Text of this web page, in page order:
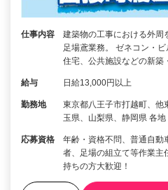
仕事内容
建築物の工事における外周
足場鳶業務。 ゼネコン・
住宅、公共施設などの新
給与 日給13,000円以上
勤務地
東京都八王子市打越町、他
玉県、山梨県、静岡県 各地
応募資格
年齢・資格不問、普通自
者、足場の組立て等作業主
持ちの方大歓迎！